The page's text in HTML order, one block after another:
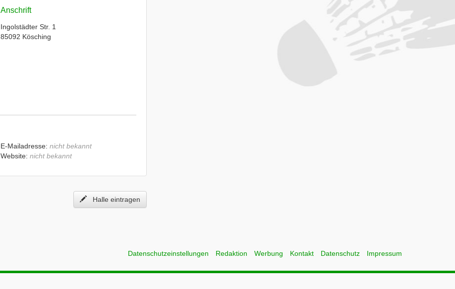
Anschrift
Ingolstädter Str. 1
85092 Kösching
E-Mailadresse: nicht bekannt
Website: nicht bekannt
Halle eintragen
Datenschutzeinstellungen Redaktion Werbung Kontakt Datenschutz Impressum